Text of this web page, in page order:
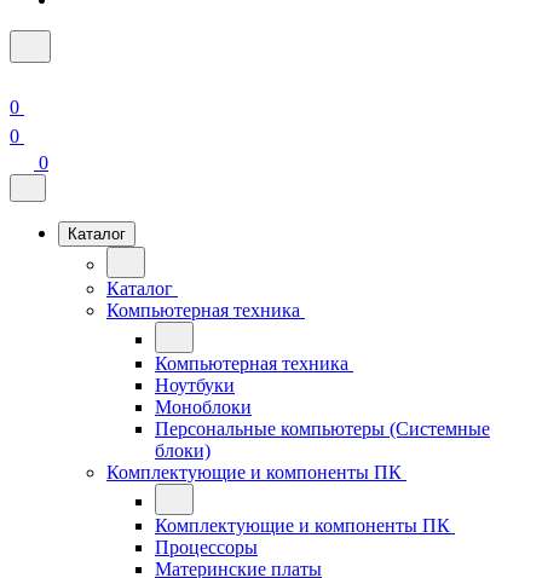
0
0
0
Каталог
Каталог
Компьютерная техника
Компьютерная техника
Ноутбуки
Моноблоки
Персональные компьютеры (Системные
блоки)
Комплектующие и компоненты ПК
Комплектующие и компоненты ПК
Процессоры
Материнские платы